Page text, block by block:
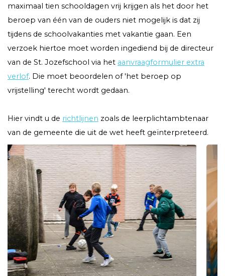
maximaal tien schooldagen vrij krijgen als het door het
beroep van één van de ouders niet mogelijk is dat zij
tijdens de schoolvakanties met vakantie gaan. Een
verzoek hiertoe moet worden ingediend bij de directeur
van de St. Jozefschool via het aanvraagformulier extra
verlof. Die moet beoordelen of 'het beroep op
vrijstelling' terecht wordt gedaan.
Hier vindt u de richtlijnen zoals de leerplichtambtenaar
van de gemeente die uit de wet heeft geïnterpreteerd.